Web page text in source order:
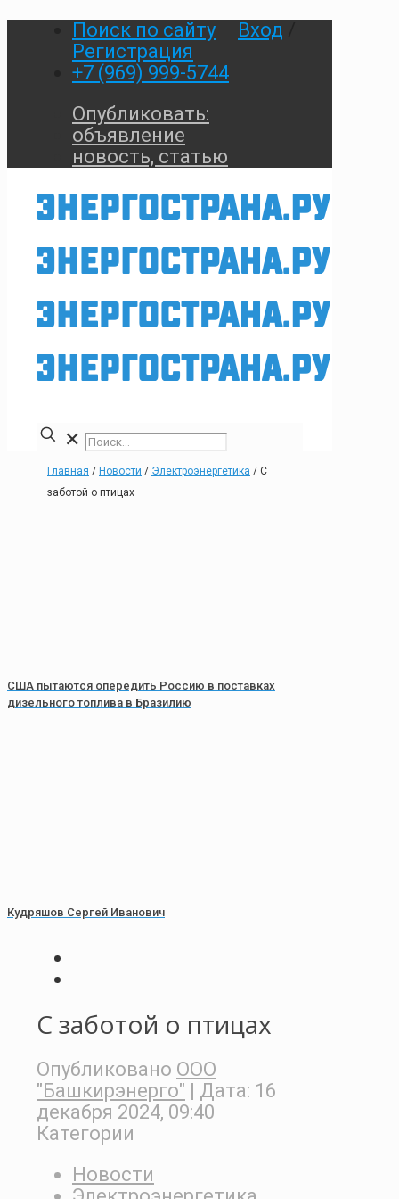
Поиск по сайту Вход
Регистрация
+7 (969) 999-5744
Опубликовать:
объявление
новость, статью
✕
Главная / Новости / Электроэнергетика / С
заботой о птицах
США пытаются опередить Россию в поставках
дизельного топлива в Бразилию
Кудряшов Сергей Иванович
С заботой о птицах
Опубликовано ООО
"Башкирэнерго" | Дата: 16
декабря 2024, 09:40
Категории
Новости